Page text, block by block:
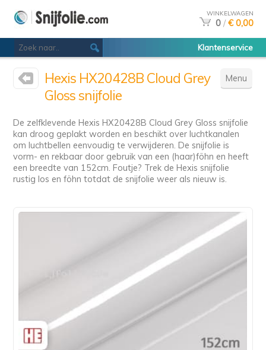
WINKELWAGEN
0 / € 0,00
Klantenservice
Menu
Hexis HX20428B Cloud Grey
Gloss snijfolie
De zelfklevende Hexis HX20428B Cloud Grey Gloss snijfolie
kan droog geplakt worden en beschikt over luchtkanalen
om luchtbellen eenvoudig te verwijderen. De snijfolie is
vorm- en rekbaar door gebruik van een (haar)föhn en heeft
een breedte van 152cm. Foutje? Trek de Hexis snijfolie
rustig los en föhn totdat de snijfolie weer als nieuw is.